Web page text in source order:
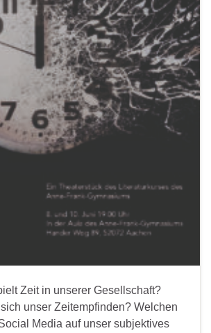
Zeit in unserer Gesellschaft?
unser Zeitempfinden? Welchen
Media auf unser subjektives